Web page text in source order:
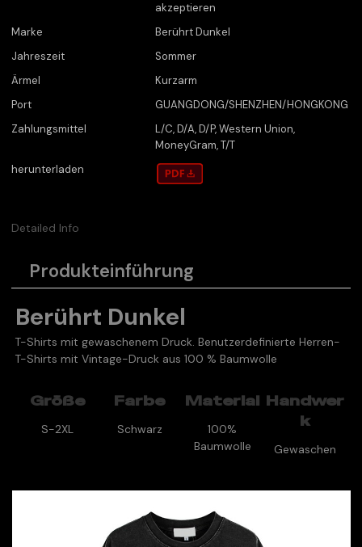
akzeptieren
Marke
Berührt Dunkel
Jahreszeit
Sommer
Ärmel
Kurzarm
Port
GUANGDONG/SHENZHEN/HONGKONG
Zahlungsmittel
L/C, D/A, D/P, Western Union,
MoneyGram, T/T
herunterladen
Detailed Info
Produkteinführung
Berührt Dunkel
T-Shirts mit gewaschenem Druck. Benutzerdefinierte Herren-
T-Shirts mit Vintage-Druck aus 100 % Baumwolle
Größe
S-2XL
Farbe
Schwarz
Material
100%
Baumwolle
Handwer
k
Gewaschen